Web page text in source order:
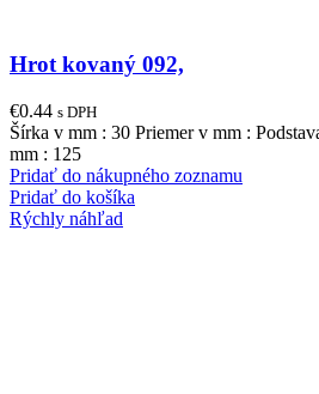
Hrot kovaný 092,
€0.44 s DPH
Šírka v mm : 30 Priemer v mm :
mm : 125
Pridať do nákupného zoznamu
Pridať do košíka
Rýchly náhľad